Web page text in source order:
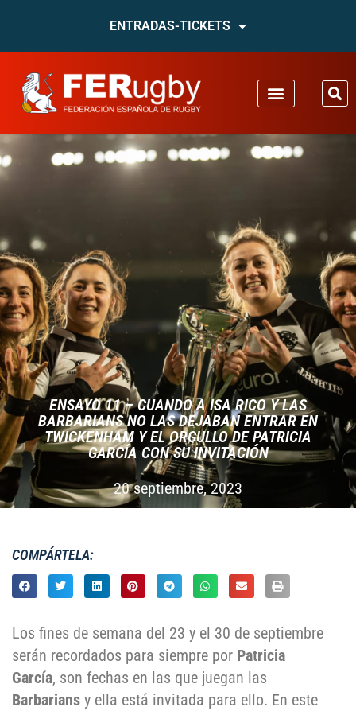
ENTRADAS-TICKETS
ENSAYO 11 – CUANDO A ISA RICO Y LAS
BARBARIANS NO LAS DEJABAN ENTRAR EN
TWICKENHAM Y EL ORGULLO DE PATRICIA
GARCÍA CON SU INVITACIÓN
20 septiembre, 2023
COMPÁRTELA:
Los fines de semana del 23 y el 30 de septiembre
serán recordados para siempre por Patricia
García, son fechas en las que juegan las
Barbarians y ella está invitada para ello. En este